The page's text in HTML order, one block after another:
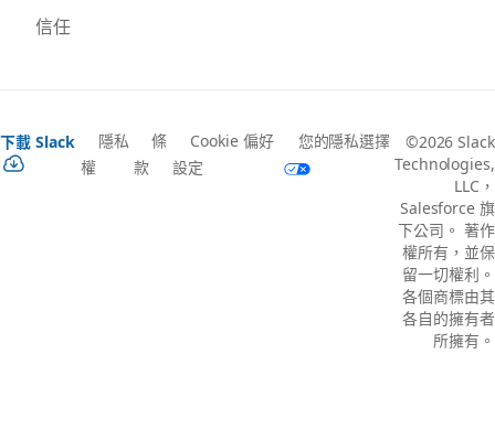
信任
下載 Slack
隱私
權
條
款
Cookie 偏好
設定
您的隱私選擇
©2026 Slack
Technologies,
LLC，
Salesforce 旗
下公司。 著作
權所有，並保
留一切權利。
各個商標由其
各自的擁有者
所擁有。